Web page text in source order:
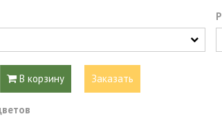
В корзину Заказать